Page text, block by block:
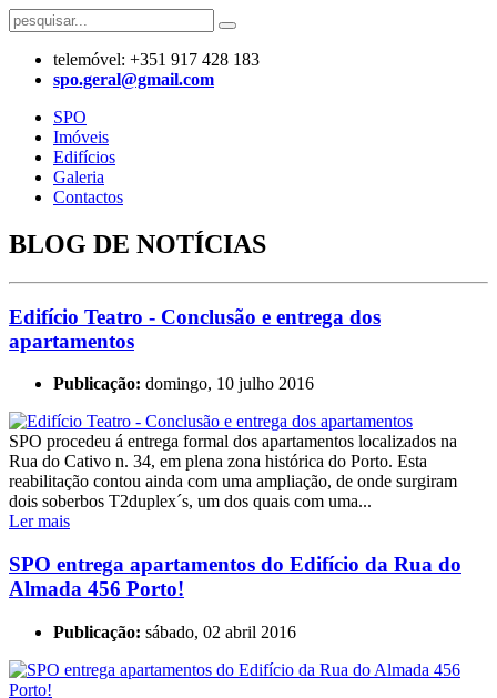
telemóvel: +351 917 428 183
​spo.geral@gmail.com
SPO
Imóveis
Edifícios
Galeria
Contactos
BLOG DE NOTÍCIAS
Edifício Teatro - Conclusão e entrega dos
apartamentos
Publicação: domingo, 10 julho 2016
SPO procedeu á entrega formal dos apartamentos localizados na
Rua do Cativo n. 34, em plena zona histórica do Porto. Esta
reabilitação contou ainda com uma ampliação, de onde surgiram
dois soberbos T2duplex´s, um dos quais com uma...
Ler mais
SPO entrega apartamentos do Edifício da Rua do
Almada 456 Porto!
Publicação: sábado, 02 abril 2016